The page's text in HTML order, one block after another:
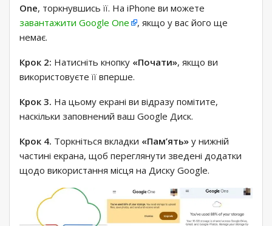
One, торкнувшись її. На iPhone ви можете
завантажити Google One
, якщо у вас його ще
немає.
Крок 2: Натисніть кнопку «Почати», якщо ви
використовуєте її вперше.
Крок 3. На цьому екрані ви відразу помітите,
наскільки заповнений ваш Google Диск.
Крок 4. Торкніться вкладки «Пам’ять» у нижній
частині екрана, щоб переглянути зведені додатки
щодо використання місця на Диску Google.